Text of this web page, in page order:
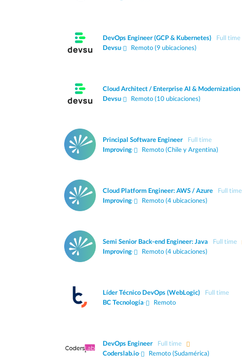
DevOps Engineer (GCP & Kubernetes)
Full time
Devsu· Remoto (9 ubicaciones)
Cloud Architect / Enterprise AI & Modernization
Devsu· Remoto (10 ubicaciones)
Principal Software Engineer
Full time
Improving· Remoto (Chile y Argentina)
Cloud Platform Engineer: AWS / Azure
Full time
Improving· Remoto (4 ubicaciones)
Semi Senior Back-end Engineer: Java
Full time
Improving· Remoto (4 ubicaciones)
Líder Técnico DevOps (WebLogic)
Full time
BC Tecnología· Remoto
DevOps Engineer
Full time
Coderslab.io· Remoto (Sudamérica)